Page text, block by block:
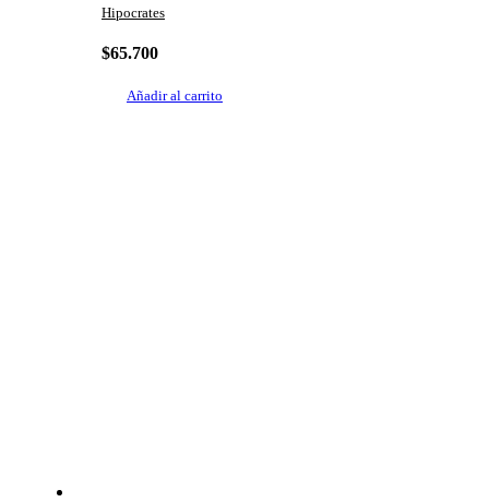
Hipocrates
$65.700
Añadir al carrito